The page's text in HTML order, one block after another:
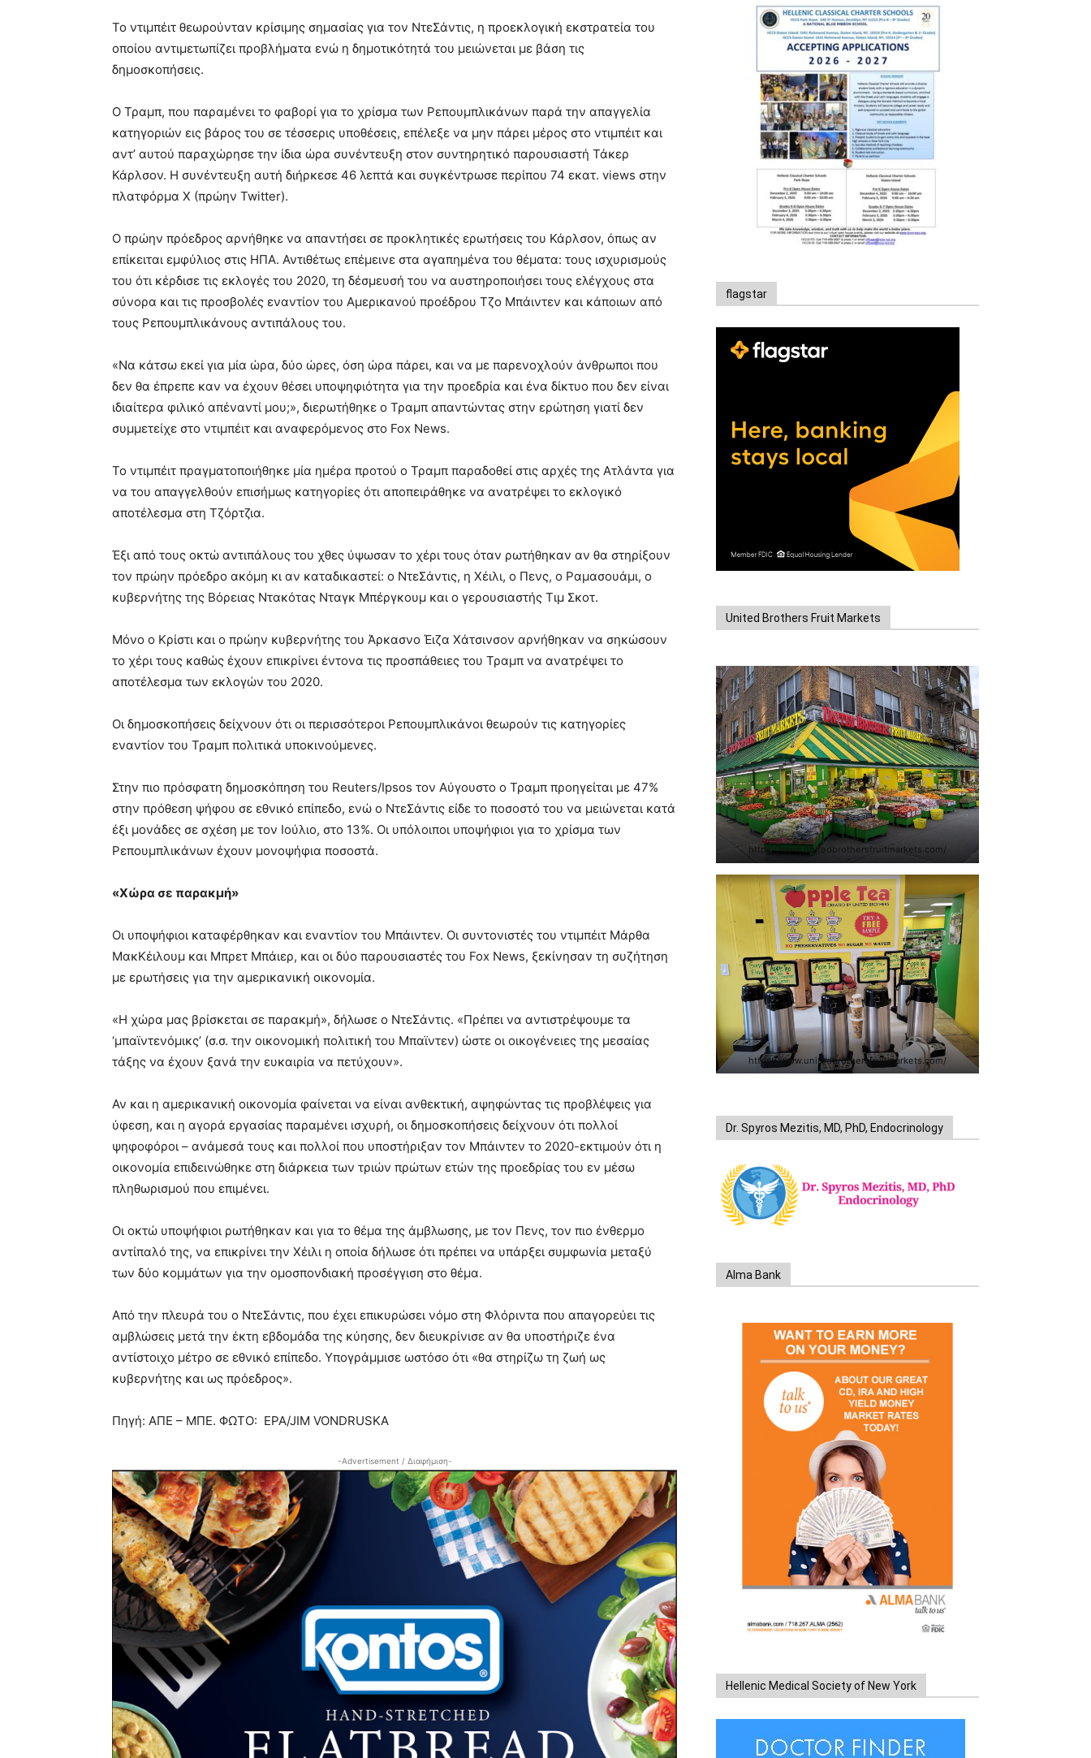
Το ντιμπέιτ θεωρούνταν κρίσιμης σημασίας για τον ΝτεΣάντις, η προεκλογική εκστρατεία του
οποίου αντιμετωπίζει προβλήματα ενώ η δημοτικότητά του μειώνεται με βάση τις
δημοσκοπήσεις.
Ο Τραμπ, που παραμένει το φαβορί για το χρίσμα των Ρεπουμπλικάνων παρά την απαγγελία
κατηγοριών εις βάρος του σε τέσσερις υποθέσεις, επέλεξε να μην πάρει μέρος στο ντιμπέιτ και
αντ’ αυτού παραχώρησε την ίδια ώρα συνέντευξη στον συντηρητικό παρουσιαστή Τάκερ
Κάρλσον. Η συνέντευξη αυτή διήρκεσε 46 λεπτά και συγκέντρωσε περίπου 74 εκατ. views στην
πλατφόρμα X (πρώην Twitter).
Ο πρώην πρόεδρος αρνήθηκε να απαντήσει σε προκλητικές ερωτήσεις του Κάρλσον, όπως αν
επίκειται εμφύλιος στις ΗΠΑ. Αντιθέτως επέμεινε στα αγαπημένα του θέματα: τους ισχυρισμούς
του ότι κέρδισε τις εκλογές του 2020, τη δέσμευσή του να αυστηροποιήσει τους ελέγχους στα
σύνορα και τις προσβολές εναντίον του Αμερικανού προέδρου Τζο Μπάιντεν και κάποιων από
τους Ρεπουμπλικάνους αντιπάλους του.
«Να κάτσω εκεί για μία ώρα, δύο ώρες, όση ώρα πάρει, και να με παρενοχλούν άνθρωποι που
δεν θα έπρεπε καν να έχουν θέσει υποψηφιότητα για την προεδρία και ένα δίκτυο που δεν είναι
ιδιαίτερα φιλικό απέναντί μου;», διερωτήθηκε ο Τραμπ απαντώντας στην ερώτηση γιατί δεν
συμμετείχε στο ντιμπέιτ και αναφερόμενος στο Fox News.
Το ντιμπέιτ πραγματοποιήθηκε μία ημέρα προτού ο Τραμπ παραδοθεί στις αρχές της Ατλάντα για
να του απαγγελθούν επισήμως κατηγορίες ότι αποπειράθηκε να ανατρέψει το εκλογικό
αποτέλεσμα στη Τζόρτζια.
Έξι από τους οκτώ αντιπάλους του χθες ύψωσαν το χέρι τους όταν ρωτήθηκαν αν θα στηρίξουν
τον πρώην πρόεδρο ακόμη κι αν καταδικαστεί: ο ΝτεΣάντις, η Χέιλι, ο Πενς, ο Ραμασουάμι, ο
κυβερνήτης της Βόρειας Ντακότας Νταγκ Μπέργκουμ και ο γερουσιαστής Τιμ Σκοτ.
Μόνο ο Κρίστι και ο πρώην κυβερνήτης του Άρκασνο Έιζα Χάτσινσον αρνήθηκαν να σηκώσουν
το χέρι τους καθώς έχουν επικρίνει έντονα τις προσπάθειες του Τραμπ να ανατρέψει το
αποτέλεσμα των εκλογών του 2020.
Οι δημοσκοπήσεις δείχνουν ότι οι περισσότεροι Ρεπουμπλικάνοι θεωρούν τις κατηγορίες
εναντίον του Τραμπ πολιτικά υποκινούμενες.
Στην πιο πρόσφατη δημοσκόπηση του Reuters/Ipsos τον Αύγουστο ο Τραμπ προηγείται με 47%
στην πρόθεση ψήφου σε εθνικό επίπεδο, ενώ ο ΝτεΣάντις είδε το ποσοστό του να μειώνεται κατά
έξι μονάδες σε σχέση με τον Ιούλιο, στο 13%. Οι υπόλοιποι υποψήφιοι για το χρίσμα των
Ρεπουμπλικάνων έχουν μονοψήφια ποσοστά.
«Χώρα σε παρακμή»
Οι υποψήφιοι καταφέρθηκαν και εναντίον του Μπάιντεν. Οι συντονιστές του ντιμπέιτ Μάρθα
ΜακΚέιλουμ και Μπρετ Μπάιερ, και οι δύο παρουσιαστές του Fox News, ξεκίνησαν τη συζήτηση
με ερωτήσεις για την αμερικανική οικονομία.
«Η χώρα μας βρίσκεται σε παρακμή», δήλωσε ο ΝτεΣάντις. «Πρέπει να αντιστρέψουμε τα
‘μπαϊντενόμικς’ (σ.σ. την οικονομική πολιτική του Μπαϊντεν) ώστε οι οικογένειες της μεσαίας
τάξης να έχουν ξανά την ευκαιρία να πετύχουν».
Αν και η αμερικανική οικονομία φαίνεται να είναι ανθεκτική, αψηφώντας τις προβλέψεις για
ύφεση, και η αγορά εργασίας παραμένει ισχυρή, οι δημοσκοπήσεις δείχνουν ότι πολλοί
ψηφοφόροι – ανάμεσά τους και πολλοί που υποστήριξαν τον Μπάιντεν το 2020-εκτιμούν ότι η
οικονομία επιδεινώθηκε στη διάρκεια των τριών πρώτων ετών της προεδρίας του εν μέσω
πληθωρισμού που επιμένει.
Οι οκτώ υποψήφιοι ρωτήθηκαν και για το θέμα της άμβλωσης, με τον Πενς, τον πιο ένθερμο
αντίπαλό της, να επικρίνει την Χέιλι η οποία δήλωσε ότι πρέπει να υπάρξει συμφωνία μεταξύ
των δύο κομμάτων για την ομοσπονδιακή προσέγγιση στο θέμα.
Από την πλευρά του ο ΝτεΣάντις, που έχει επικυρώσει νόμο στη Φλόριντα που απαγορεύει τις
αμβλώσεις μετά την έκτη εβδομάδα της κύησης, δεν διευκρίνισε αν θα υποστήριζε ένα
αντίστοιχο μέτρο σε εθνικό επίπεδο. Υπογράμμισε ωστόσο ότι «θα στηρίζω τη ζωή ως
κυβερνήτης και ως πρόεδρος».
Πηγή: ΑΠΕ – ΜΠΕ. ΦΩΤΟ: EPA/JIM VONDRUSKA
-Advertisement / Διαφήμιση-
flagstar
United Brothers Fruit Markets
https://www.unitedbrothersfruitmarkets.com/
https://www.unitedbrothersfruitmarkets.com/
Dr. Spyros Mezitis, MD, PhD, Endocrinology
Alma Bank
Hellenic Medical Society of New York